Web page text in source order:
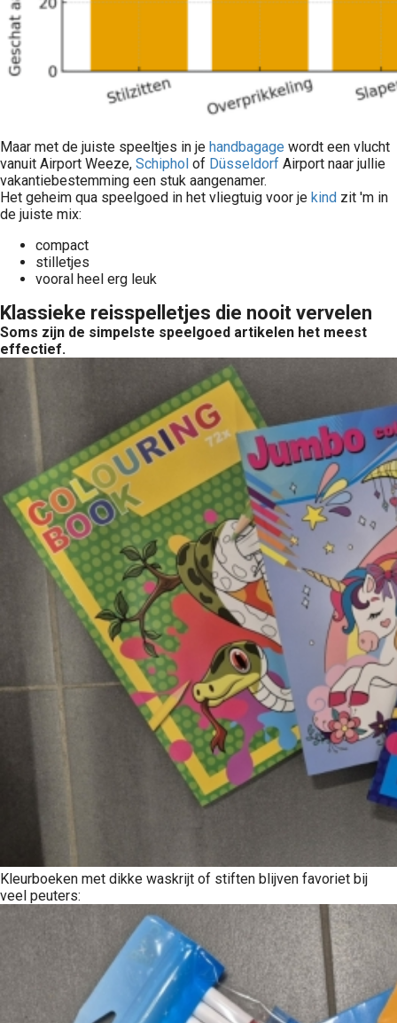
Maar met de juiste speeltjes in je handbagage wordt een vlucht
vanuit Airport Weeze, Schiphol of Düsseldorf Airport naar jullie
vakantiebestemming een stuk aangenamer.
Het geheim qua speelgoed in het vliegtuig voor je kind zit 'm in
de juiste mix:
compact
stilletjes
vooral heel erg leuk
Klassieke reisspelletjes die nooit vervelen
Soms zijn de simpelste speelgoed artikelen het meest
effectief.
Kleurboeken met dikke waskrijt of stiften blijven favoriet bij
veel peuters: